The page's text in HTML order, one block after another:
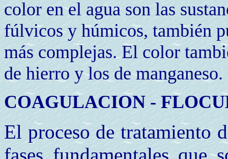
color en el agua son las
fúlvicos y húmicos, también
más complejas. El color
de hierro y los de manganeso.
COAGULACION -
El proceso de tratamiento